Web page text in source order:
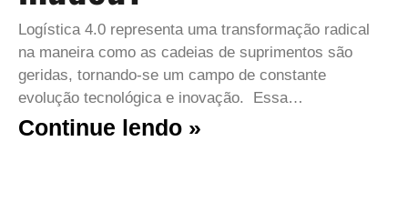
Logística 4.0 representa uma transformação radical
na maneira como as cadeias de suprimentos são
geridas, tornando-se um campo de constante
evolução tecnológica e inovação. Essa…
Continue lendo »